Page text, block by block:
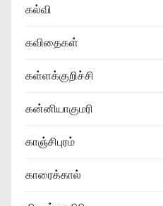
கல்வி
கவிதைகள்
கள்ளக்குறிச்சி
கன்னியாகுமரி
காஞ்சிபுரம்
காரைக்கால்